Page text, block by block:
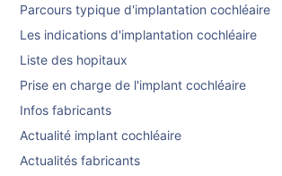
Parcours typique d'implantation cochléaire
Les indications d'implantation cochléaire
Liste des hopitaux
Prise en charge de l'implant cochléaire
Infos fabricants
Actualité implant cochléaire
Actualités fabricants